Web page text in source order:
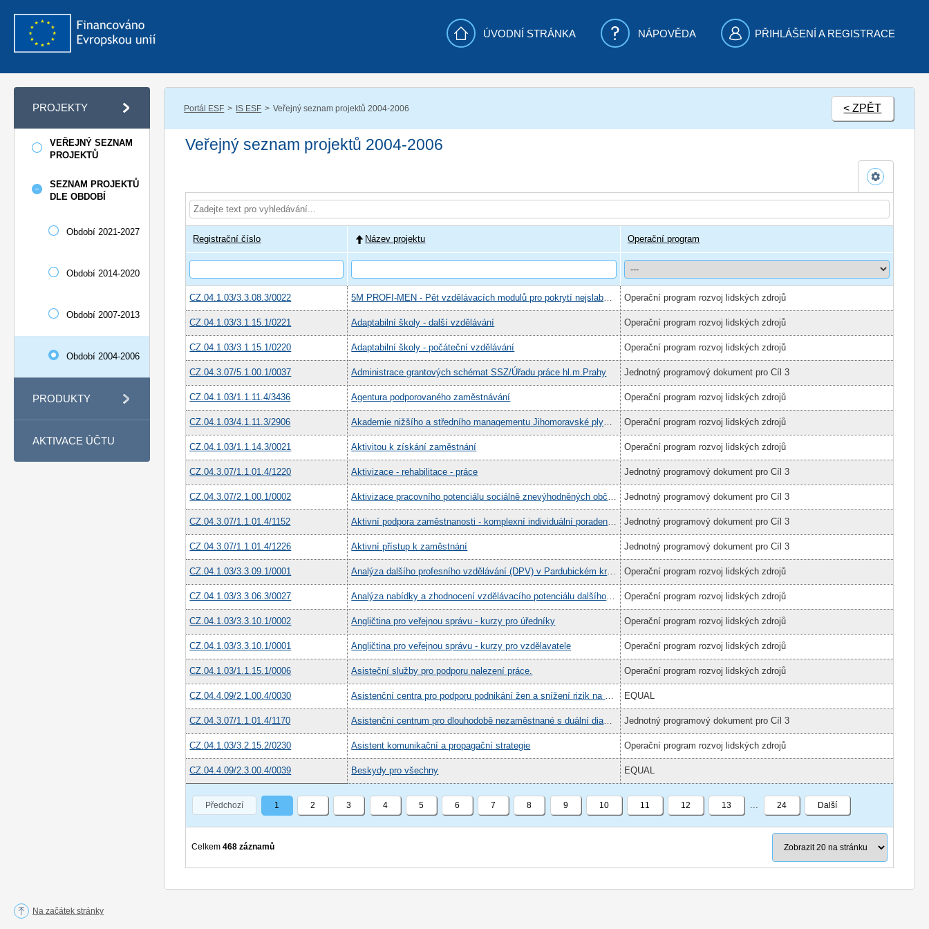
ÚVODNÍ STRÁNKA NÁPOVĚDA PŘIHLÁŠENÍ A REGISTRACE
PROJEKTY
VEŘEJNÝ SEZNAM
PROJEKTŮ
SEZNAM PROJEKTŮ
DLE OBDOBÍ
Období 2021-2027
Období 2014-2020
Období 2007-2013
Období 2004-2006
PRODUKTY
AKTIVACE ÚČTU
Portál ESF IS ESF Veřejný seznam projektů 2004-2006 < ZPĚT
Veřejný seznam projektů 2004-2006
Registrační číslo Název projektu Operační program
CZ.04.1.03/3.3.08.3/0022 5M PROFI-MEN - Pět vzdělávacích modulů pro pokrytí nejslabších oblastí profesní přípravy v Královéhradeckém kraji. Operační program rozvoj lidských zdrojů
CZ.04.1.03/3.1.15.1/0221 Adaptabilní školy - další vzdělávání Operační program rozvoj lidských zdrojů
CZ.04.1.03/3.1.15.1/0220 Adaptabilní školy - počáteční vzdělávání Operační program rozvoj lidských zdrojů
CZ.04.3.07/5.1.00.1/0037 Administrace grantových schémat SSZ/Úřadu práce hl.m.Prahy Jednotný programový dokument pro Cíl 3
CZ.04.1.03/1.1.11.4/3436 Agentura podporovaného zaměstnávání Operační program rozvoj lidských zdrojů
CZ.04.1.03/4.1.11.3/2906 Akademie nižšího a středního managementu Jihomoravské plynárenské, a.s. Operační program rozvoj lidských zdrojů
CZ.04.1.03/1.1.14.3/0021 Aktivitou k získání zaměstnání Operační program rozvoj lidských zdrojů
CZ.04.3.07/1.1.01.4/1220 Aktivizace - rehabilitace - práce Jednotný programový dokument pro Cíl 3
CZ.04.3.07/2.1.00.1/0002 Aktivizace pracovního potenciálu sociálně znevýhodněných občanů Jednotný programový dokument pro Cíl 3
CZ.04.3.07/1.1.01.4/1152 Aktivní podpora zaměstnanosti - komplexní individuální poradenství pro využití osobního pracovního potenciálu Jednotný programový dokument pro Cíl 3
CZ.04.3.07/1.1.01.4/1226 Aktivní přístup k zaměstnání Jednotný programový dokument pro Cíl 3
CZ.04.1.03/3.3.09.1/0001 Analýza dalšího profesního vzdělávání (DPV) v Pardubickém kraji (Pk) a pilotní realizace komplexních služeb v oblasti DPV jednotlivcům z vybraných znevýhodněných skupin na trhu práce Operační program rozvoj lidských zdrojů
CZ.04.1.03/3.3.06.3/0027 Analýza nabídky a zhodnocení vzdělávacího potenciálu dalšího profesního vzdělávání v Ústeckém kraji Operační program rozvoj lidských zdrojů
CZ.04.1.03/3.3.10.1/0002 Angličtina pro veřejnou správu - kurzy pro úředníky Operační program rozvoj lidských zdrojů
CZ.04.1.03/3.3.10.1/0001 Angličtina pro veřejnou správu - kurzy pro vzdělavatele Operační program rozvoj lidských zdrojů
CZ.04.1.03/1.1.15.1/0006 Asisteční služby pro podporu nalezení práce. Operační program rozvoj lidských zdrojů
CZ.04.4.09/2.1.00.4/0030 Asistenční centra pro podporu podnikání žen a snížení rizik na začátku podnikání EQUAL
CZ.04.3.07/1.1.01.4/1170 Asistenční centrum pro dlouhodobě nezaměstnané s duální diagnozou Jednotný programový dokument pro Cíl 3
CZ.04.1.03/3.2.15.2/0230 Asistent komunikační a propagační strategie Operační program rozvoj lidských zdrojů
CZ.04.4.09/2.3.00.4/0039 Beskydy pro všechny EQUAL
Předchozí 1 2 3 4 5 6 7 8 9 10 11 12 13 24 Další
Celkem 468 záznamů
Na začátek stránky